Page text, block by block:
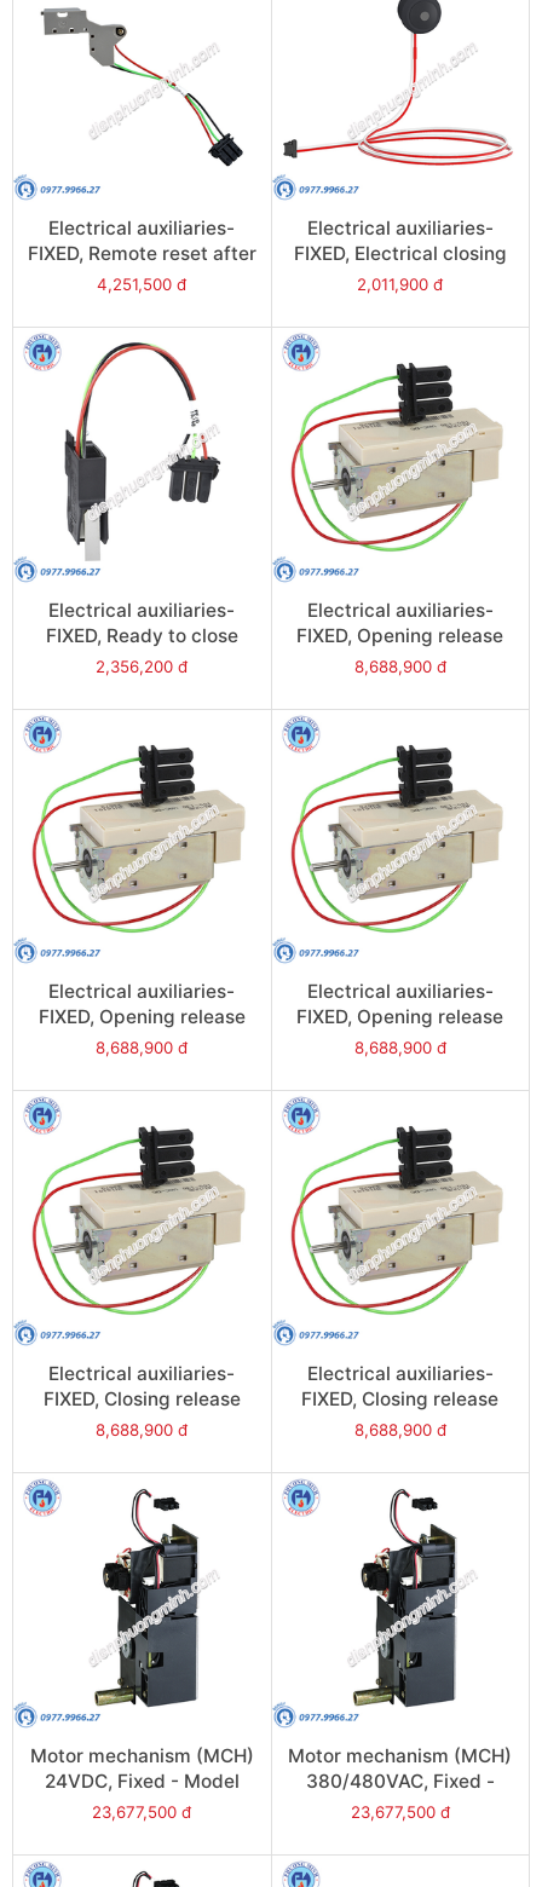
Electrical auxiliaries-
FIXED, Remote reset after
fault trip (Res),
48203
4,251,500 đ
Electrical auxiliaries-
FIXED, Electrical closing
button (BPFE) for
48534
2,011,900 đ
Electrical auxiliaries-
FIXED, Ready to close
contact (PF), 5A-240V
47342
2,356,200 đ
Electrical auxiliaries-
FIXED, Opening release
(MX), 24VAC/DC for
47360
8,688,900 đ
Electrical auxiliaries-
FIXED, Opening release
(MX), 380/480VAC/DC
47365
8,688,900 đ
Electrical auxiliaries-
FIXED, Opening release
(MX), 220VAC/DC for
47363
8,688,900 đ
Electrical auxiliaries-
FIXED, Closing release
(XF), 24VAC/DC for
47350
8,688,900 đ
Electrical auxiliaries-
FIXED, Closing release
(XF), 380/480VAC/DC for
47355
8,688,900 đ
Motor mechanism (MCH)
24VDC, Fixed - Model
48206
23,677,500 đ
Motor mechanism (MCH)
380/480VAC, Fixed -
Model 48214
23,677,500 đ